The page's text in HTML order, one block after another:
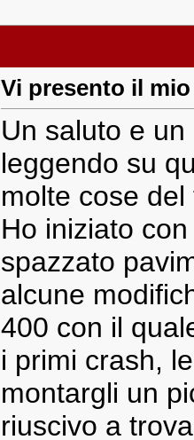
Vi presento il
Un saluto e
leggendo su
molte cose
Ho iniziato
spazzato
alcune
400 con il
i primi crash,
montargli un
riuscivo a